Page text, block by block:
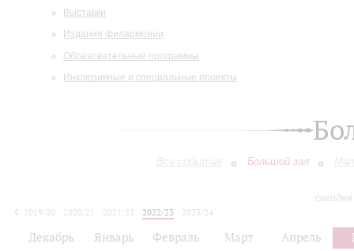
Выставки
Издания филармонии
Образовательные программы
Инклюзивные и специальные проекты
Все события Большой зал
2019/20
2020/21 2021/22 2022/23
2023/24
Декабрь Январь Февраль Март Апрель